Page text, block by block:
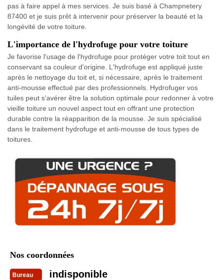
pas à faire appel à mes services. Je suis basé à Champnetery
87400 et je suis prêt à intervenir pour préserver la beauté et la
longévité de votre toiture.
L'importance de l'hydrofuge pour votre toiture
Je favorise l'usage de l'hydrofuge pour protéger votre toit tout en
conservant sa couleur d'origine. L'hydrofuge est appliqué juste
après le nettoyage du toit et, si nécessaire, après le traitement
anti-mousse effectué par des professionnels. Hydrofuger vos
tuiles peut s'avérer être la solution optimale pour redonner à votre
vieille toiture un nouvel aspect tout en offrant une protection
durable contre la réapparition de la mousse. Je suis spécialisé
dans le traitement hydrofuge et anti-mousse de tous types de
toitures.
Nos coordonnées
Bureau indisponible